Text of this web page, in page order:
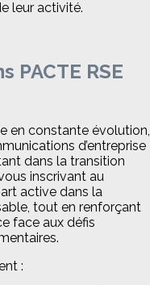
leur activité.
PACTE RSE
en constante évolution,
d’entreprise
dans la transition
inscrivant au
active dans la
tout en renforçant
face aux défis
: